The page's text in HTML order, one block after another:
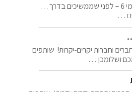
ריפוי עצמי 6 – לפני שממשיכים בדרך…
…
וחברות יקרים-יקרות! שותפים
ושלומכן …